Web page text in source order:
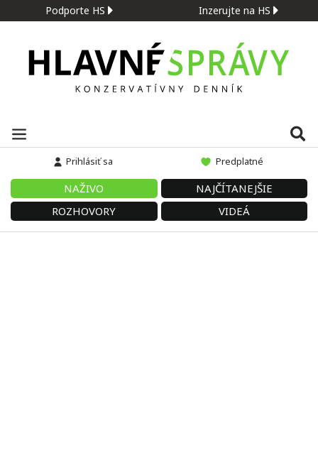
Podporte HS Inzerujte na HS
Prihlásiť sa Predplatné
NAŽIVO
NAJČÍTANEJŠIE
ROZHOVORY
VIDEÁ